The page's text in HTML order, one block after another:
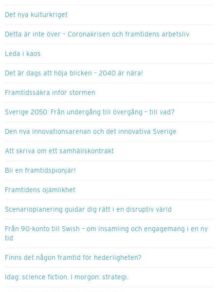
Det nya kulturkriget
Detta är inte över – Coronakrisen och framtidens arbetsliv
Leda i kaos
Det är dags att höja blicken – 2040 är nära!
Framtidssäkra inför stormen
Sverige 2050: Från undergång till övergång – till vad?
Den nya innovationsarenan och det innovativa Sverige
Att skriva om ett samhällskontrakt
Bli en framtidspionjär!
Framtidens ojämlikhet
Scenarioplanering guidar dig rätt i en disruptiv värld
Från 90-konto till Swish – om insamling och engagemang i en ny
tid
Finns det någon framtid för hederligheten?
Idag: science fiction. I morgon: strategi.